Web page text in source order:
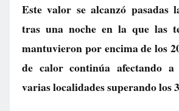
Este valor se alcanzó pasadas
tras una noche en la que las
mantuvieron por encima de los
de calor continúa afectando
varias localidades superando los